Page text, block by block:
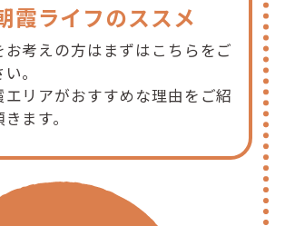
霞ライフのススメ
お考えの方はまずはこちらをご
。
エリアがおすすめな理由をご紹
ます。